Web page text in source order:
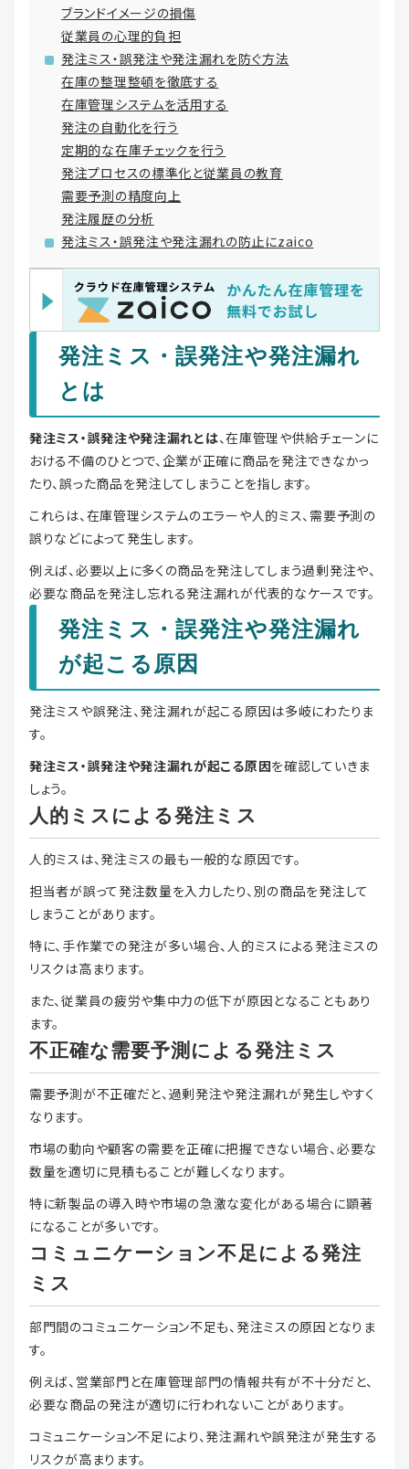
ブランドイメージの損傷
従業員の心理的負担
発注ミス・誤発注や発注漏れを防ぐ方法
在庫の整理整頓を徹底する
在庫管理システムを活用する
発注の自動化を行う
定期的な在庫チェックを行う
発注プロセスの標準化と従業員の教育
需要予測の精度向上
発注履歴の分析
発注ミス・誤発注や発注漏れの防止にzaico
発注ミス・誤発注や発注漏れ
とは
発注ミス・誤発注や発注漏れとは、在庫管理や供給チェーンに
おける不備のひとつで、企業が正確に商品を発注できなかっ
たり、誤った商品を発注してしまうことを指します。
これらは、在庫管理システムのエラーや人的ミス、需要予測の
誤りなどによって発生します。
例えば、必要以上に多くの商品を発注してしまう過剰発注や、
必要な商品を発注し忘れる発注漏れが代表的なケースです。
発注ミス・誤発注や発注漏れ
が起こる原因
発注ミスや誤発注、発注漏れが起こる原因は多岐にわたりま
す。
発注ミス・誤発注や発注漏れが起こる原因を確認していきま
しょう。
人的ミスによる発注ミス
人的ミスは、発注ミスの最も一般的な原因です。
担当者が誤って発注数量を入力したり、別の商品を発注して
しまうことがあります。
特に、手作業での発注が多い場合、人的ミスによる発注ミスの
リスクは高まります。
また、従業員の疲労や集中力の低下が原因となることもあり
ます。
不正確な需要予測による発注ミス
需要予測が不正確だと、過剰発注や発注漏れが発生しやすく
なります。
市場の動向や顧客の需要を正確に把握できない場合、必要な
数量を適切に見積もることが難しくなります。
特に新製品の導入時や市場の急激な変化がある場合に顕著
になることが多いです。
コミュニケーション不足による発注
ミス
部門間のコミュニケーション不足も、発注ミスの原因となりま
す。
例えば、営業部門と在庫管理部門の情報共有が不十分だと、
必要な商品の発注が適切に行われないことがあります。
コミュニケーション不足により、発注漏れや誤発注が発生する
リスクが高まります。